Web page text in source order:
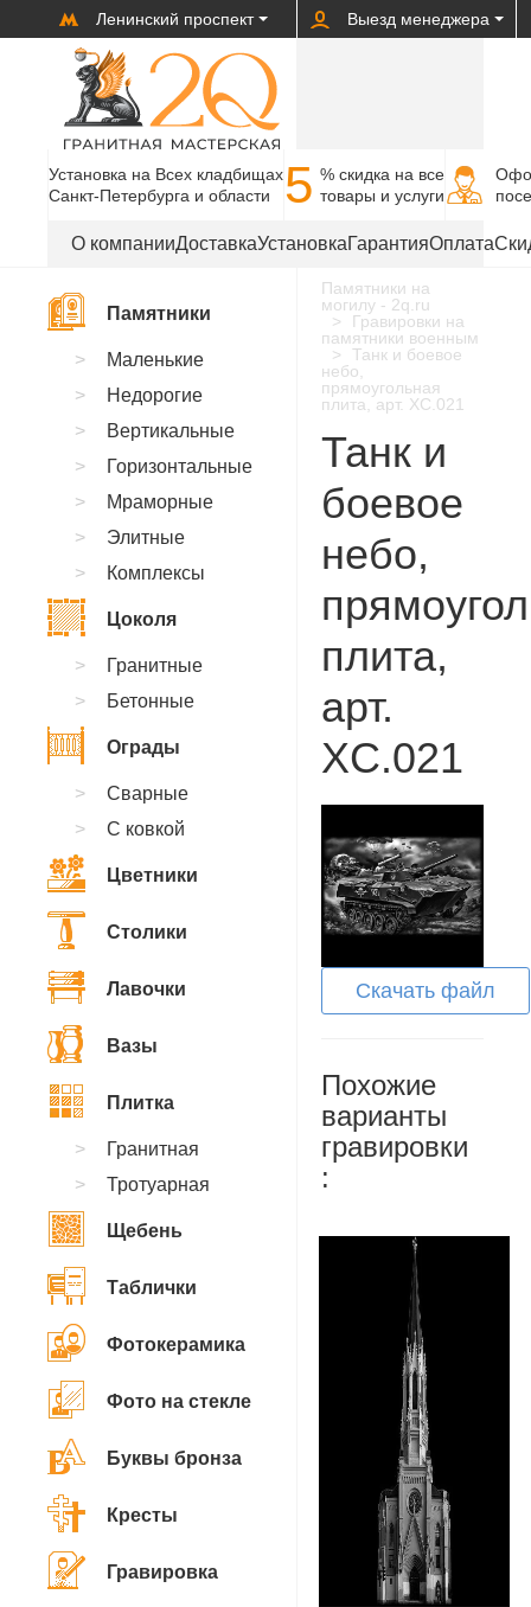
Ленинский проспект Выезд менеджера
Установка на Всех кладбищах
Санкт-Петербурга и области
5 % cкидка на все
товары и услуги
О компанииДоставкаУстановкаГарантияОплата
Памятники на
могилу - 2q.ru
Гравировки на
памятники военным
Танк и боевое
небо,
прямоугольная
плита, арт. XC.021
Танк и
боевое
небо,
плита,
арт.
XC.021
Скачать файл
Похожие
варианты
гравировки
:
Памятники
Маленькие
Недорогие
Вертикальные
Горизонтальные
Мраморные
Элитные
Комплексы
Цоколя
Гранитные
Бетонные
Ограды
Сварные
С ковкой
Цветники
Столики
Лавочки
Вазы
Плитка
Гранитная
Тротуарная
Щебень
Таблички
Фотокерамика
Фото на стекле
Буквы бронза
Кресты
Гравировка